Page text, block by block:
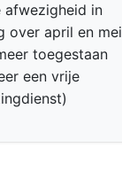
afwezigheid in
over april en mei
toegestaan
een vrije